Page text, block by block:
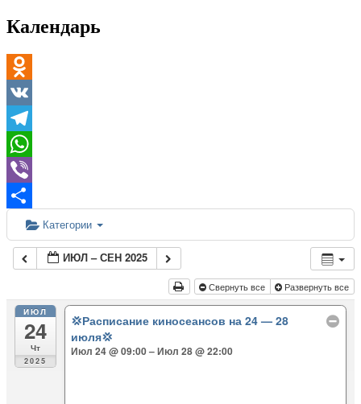
Календарь
Odnoklassniki
VK
Telegram
WhatsApp
Viber
ОтправитьКатегории
ИЮЛ – СЕН 2025
Свернуть все Развернуть все
ИЮЛ
24
Чт
2025
💢Расписание киносеансов на 24 — 28
июля💢
Июл 24 @ 09:00 – Июл 28 @ 22:00